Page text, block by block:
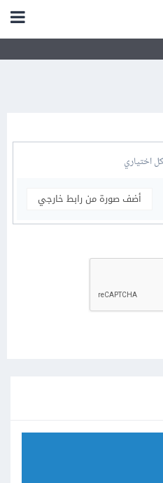
اختياري
أضف صورة من رابط خارجي